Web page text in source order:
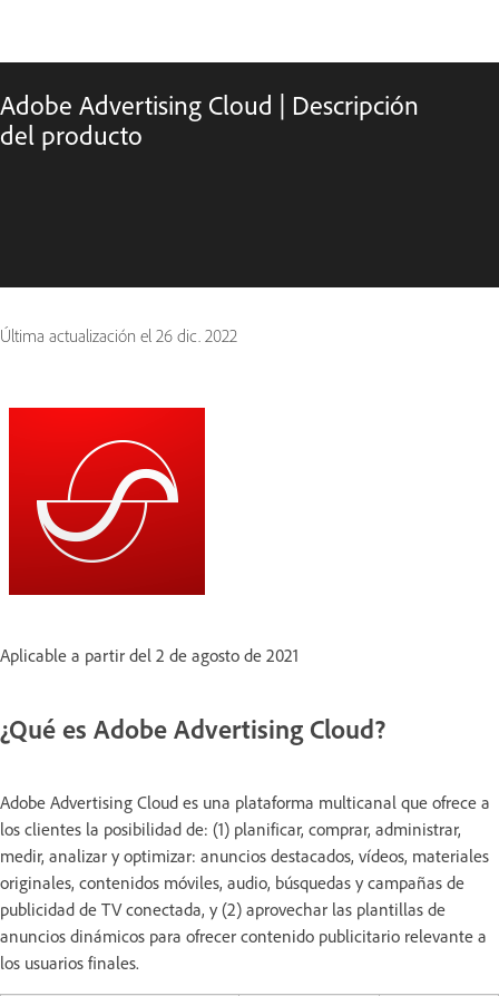
Adobe Advertising Cloud | Descripción
del producto
Última actualización el 26 dic. 2022
Aplicable a partir del 2 de agosto de 2021
¿Qué es Adobe Advertising Cloud?
Adobe Advertising Cloud es una plataforma multicanal que ofrece a
los clientes la posibilidad de: (1) planificar, comprar, administrar,
medir, analizar y optimizar: anuncios destacados, vídeos, materiales
originales, contenidos móviles, audio, búsquedas y campañas de
publicidad de TV conectada, y (2) aprovechar las plantillas de
anuncios dinámicos para ofrecer contenido publicitario relevante a
los usuarios finales.